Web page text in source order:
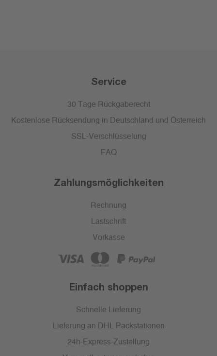
Service
30 Tage Rückgaberecht
Kostenlose Rücksendung in Deutschland und Österreich
SSL-Verschlüsselung
FAQ
Zahlungsmöglichkeiten
Rechnung
Lastschrift
Vorkasse
Einfach shoppen
Schnelle Lieferung
Lieferung an DHL Packstationen
24h-Express-Zustellung